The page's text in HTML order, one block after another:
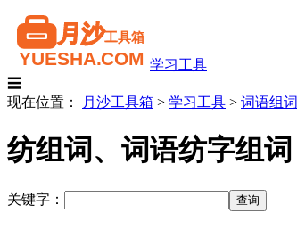
学习工具
☰
现在位置：
月沙工具箱 > 学习工具 > 词语组词
纺组词、词语纺字组词
关键字：